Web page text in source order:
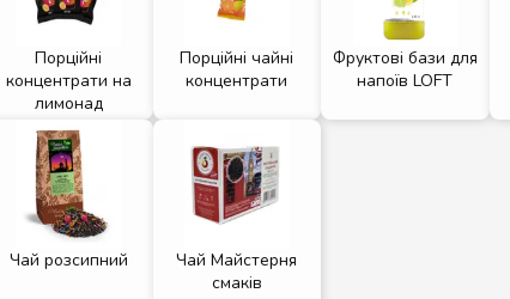
Порційні
концентрати на
лимонад
Порційні чайні
концентрати
Фруктові бази для
напоїв LOFT
Чай розсипний
Чай Майстерня
смаків